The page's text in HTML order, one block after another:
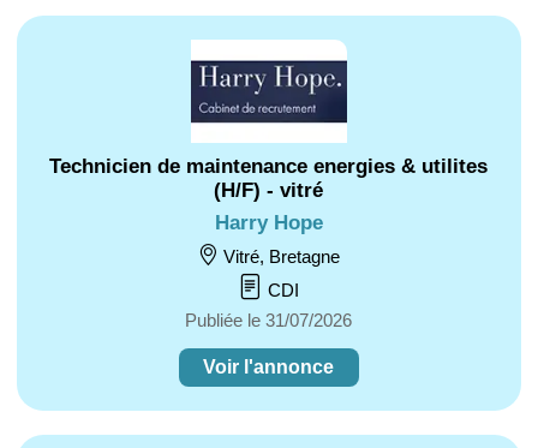
Technicien de maintenance energies & utilites
(H/F) - vitré
Harry Hope
Vitré, Bretagne
CDI
Publiée le 31/07/2026
Voir l'annonce